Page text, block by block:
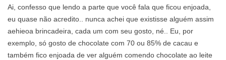
Ai, confesso que lendo a parte que você fala que ficou enjoada,
eu quase não acredito.. nunca achei que existisse alguém assim
aehieoa brincadeira, cada um com seu gosto, né.. Eu, por
exemplo, só gosto de chocolate com 70 ou 85% de cacau e
também fico enjoada de ver alguém comendo chocolate ao leite